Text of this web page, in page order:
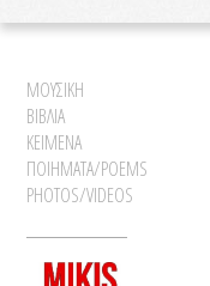
ΜΟΥΣΙΚΗ
ΒΙΒΛΙΑ
ΚΕΙΜΕΝΑ
ΠΟΙΗΜΑΤΑ/POEMS
PHOTOS/VIDEOS